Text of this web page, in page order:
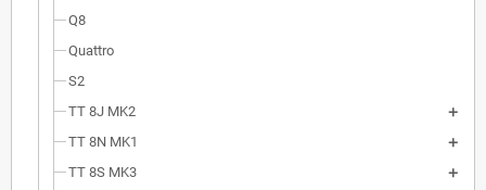
Q8
Quattro
S2
TT 8J MK2
TT 8N MK1
TT 8S MK3